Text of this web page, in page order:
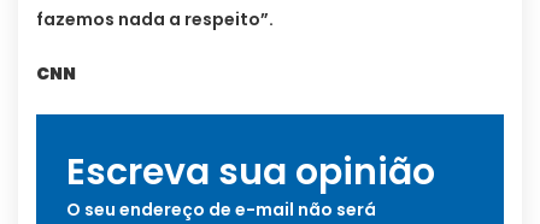
fazemos nada a respeito”.
CNN
Escreva sua opinião
O seu endereço de e-mail não será